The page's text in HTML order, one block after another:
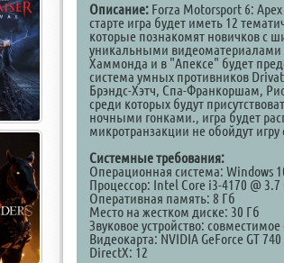
Описание: Forza Motorsport 6:
старте игра будет иметь 12
которые познакомят новичков с
уникальными
Хаммонда и в "Апексе" будет
система умных противников
Брэндс-Хэтч, Спа-Франкоршам,
среди которых будут
ночными гонками., игра будет
микротранзакции не обойдут игру
Системные требования:
Операционная система: Windows
Процессор: Intel Core i3-4170 @ 3.7
Оперативная память: 8 Гб
Место на жестком диске: 30 Гб
Звуковое устройство:
Видеокарта: NVIDIA GeForce GT
DirectX: 12